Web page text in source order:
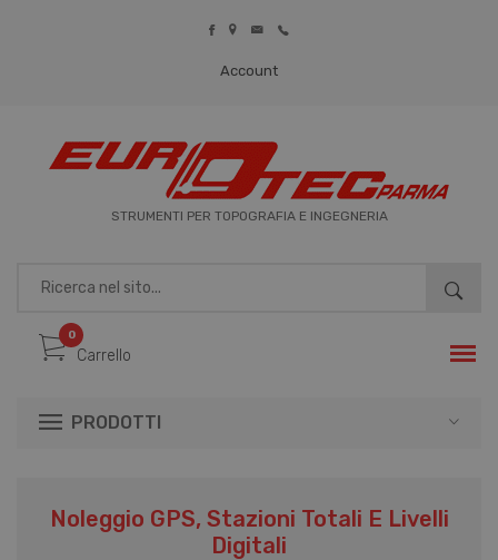
Account
LOGIN
STRUMENTI PER TOPOGRAFIA E INGEGNERIA
Carrello
0
PRODOTTI
Noleggio GPS, Stazioni Totali E Livelli
Digitali